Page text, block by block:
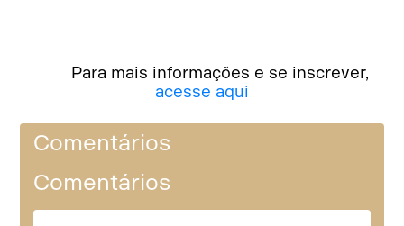
Para mais informações e se inscrever,
acesse aqui
Comentários
Comentários